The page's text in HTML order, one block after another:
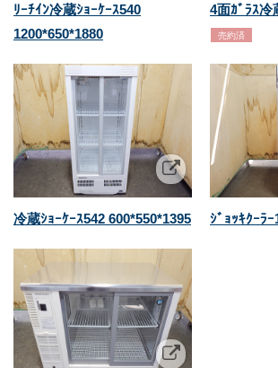
ﾘｰﾁｲﾝ冷蔵ｼｮｰｹｰｽ540
1200*650*1880
4面ｶﾞﾗｽ冷
売約済
冷蔵ｼｮｰｹｰｽ542 600*550*1395 ｼﾞｮｯｷｸｰﾗ